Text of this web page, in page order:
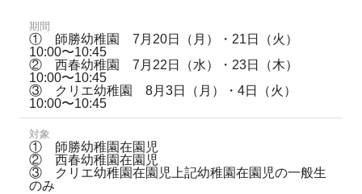
期間
① 師勝幼稚園 7月20日（月）・21日（火）
10:00〜10:45
② 西春幼稚園 7月22日（水）・23日（木）
10:00〜10:45
③ クリエ幼稚園 8月3日（月）・4日（火）
10:00〜10:45
対象
① 師勝幼稚園在園児
② 西春幼稚園在園児
③ クリエ幼稚園在園児 上記幼稚園在園児の一般生
のみ